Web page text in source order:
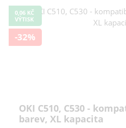
0,06 KČ
VÝTISK
-32%
OKI C510, C530 -
barev, XL kapacita